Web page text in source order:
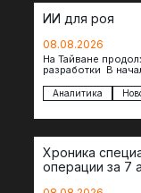
ИИ для роя
08.08.2026
На Тайване
разработки В
Аналитика
Хроника
операции за 7